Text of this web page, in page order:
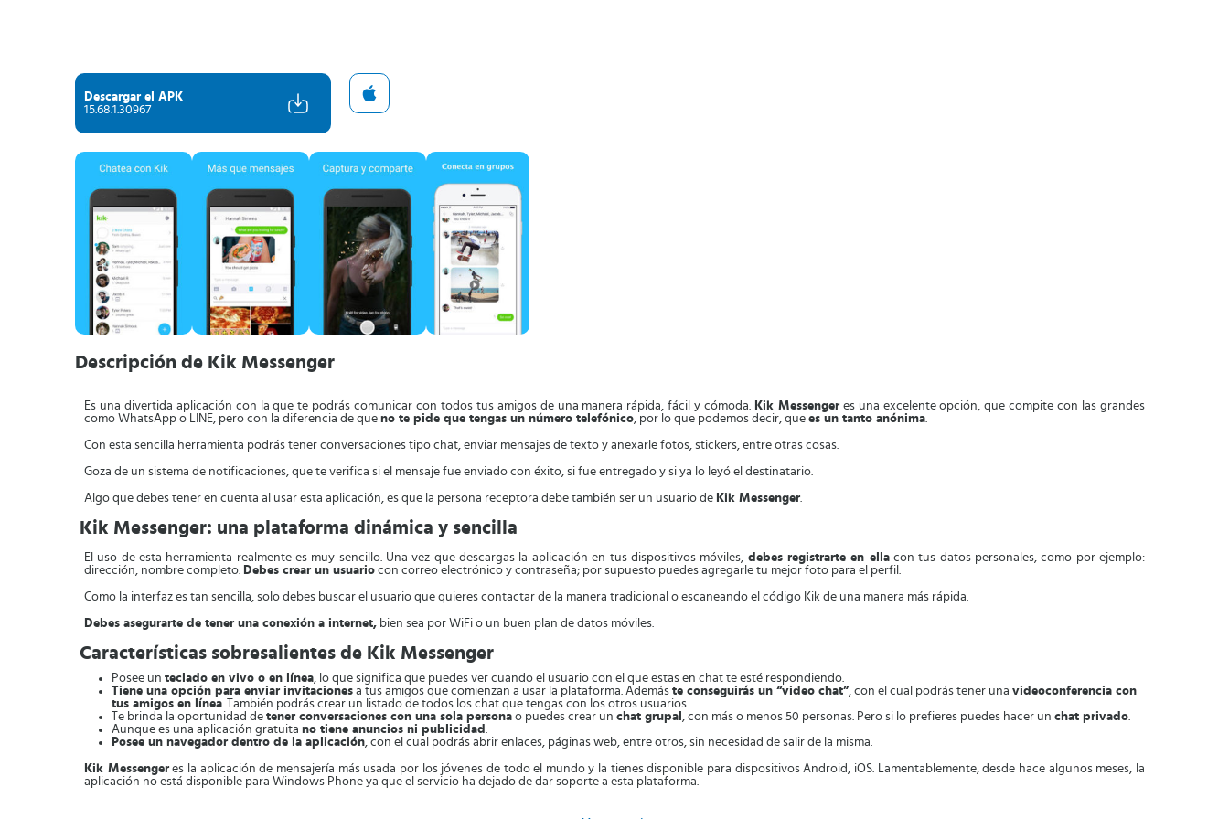
Descargar el APK
15.68.1.30967
Descripción de Kik Messenger
Es una divertida aplicación con la que te podrás comunicar con todos tus amigos de una manera rápida, fácil y cómoda. Kik Messengeres una excelente opción, que compite con las grandes
como WhatsApp o LINE, pero con la diferencia de que no te pide que tengas un número telefónico, por lo que podemos decir, que es un tanto anónima.
Con esta sencilla herramienta podrás tener conversaciones tipo chat, enviar mensajes de texto y anexarle fotos, stickers, entre otras cosas.
Goza de un sistema de notificaciones, que te verifica si el mensaje fue enviado con éxito, si fue entregado y si ya lo leyó el destinatario.
Algo que debes tener en cuenta al usar esta aplicación, es que la persona receptora debe también ser un usuario de Kik Messenger.
Kik Messenger: una plataforma dinámica y sencilla
El uso de esta herramienta realmente es muy sencillo. Una vez que descargas la aplicación en tus dispositivos móviles, debes registrarte en ellacon tus datos personales, como por ejemplo:
dirección, nombre completo. Debes crear un usuario con correo electrónico y contraseña; por supuesto puedes agregarle tu mejor foto para el perfil.
Como la interfaz es tan sencilla, solo debes buscar el usuario que quieres contactar de la manera tradicional o escaneando el código Kik de una manera más rápida.
Debes asegurarte de tener una conexión a internet, bien sea por WiFi o un buen plan de datos móviles.
Características sobresalientes de Kik Messenger
Posee un teclado en vivo o en línea, lo que significa que puedes ver cuando el usuario con el que estas en chat te esté respondiendo.
Tiene una opción para enviar invitaciones a tus amigos que comienzan a usar la plataforma. Además te conseguirás un “video chat”, con el cual podrás tener una videoconferencia con
tus amigos en línea. También podrás crear un listado de todos los chat que tengas con los otros usuarios.
Te brinda la oportunidad de tener conversaciones con una sola persona o puedes crear un chat grupal , con más o menos 50 personas. Pero si lo prefieres puedes hacer un chat privado.
Aunque es una aplicación gratuita no tiene anuncios ni publicidad .
Posee un navegador dentro de la aplicación, con el cual podrás abrir enlaces, páginas web, entre otros, sin necesidad de salir de la misma.
Kik Messengeres la aplicación de mensajería más usada por los jóvenes de todo el mundo y la tienes disponible para dispositivos Android, iOS. Lamentablemente, desde hace algunos meses, la
aplicación no está disponible para Windows Phone ya que el servicio ha dejado de dar soporte a esta plataforma.